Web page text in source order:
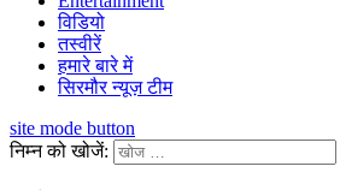
विडियो
तस्वीरें
हमारे बारे में
सिरमौर न्यूज़ टीम
site mode button
निम्न को खोजें: